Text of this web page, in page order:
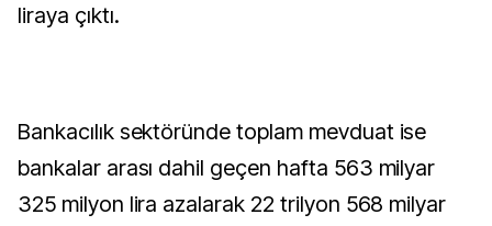
liraya çıktı.
Bankacılık sektöründe toplam mevduat ise
bankalar arası dahil geçen hafta 563 milyar
325 milyon lira azalarak 22 trilyon 568 milyar